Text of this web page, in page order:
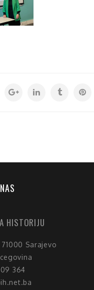
HISTORIJU
Sarajevo
364